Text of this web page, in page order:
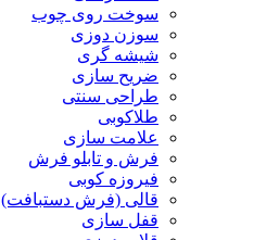
سوخت روی چوب
سوزن دوزی
شیشه گری
ضریح سازی
طراحی سنتی
طلاکوبی
علامت سازی
فرش و تابلو فرش
فیروزه کوبی
قالی (فرش دستبافت)
قفل سازی